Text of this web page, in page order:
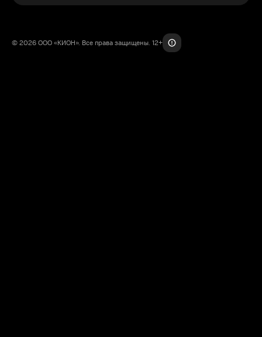
© 2026 ООО «КИОН». Все права защищены. 12+